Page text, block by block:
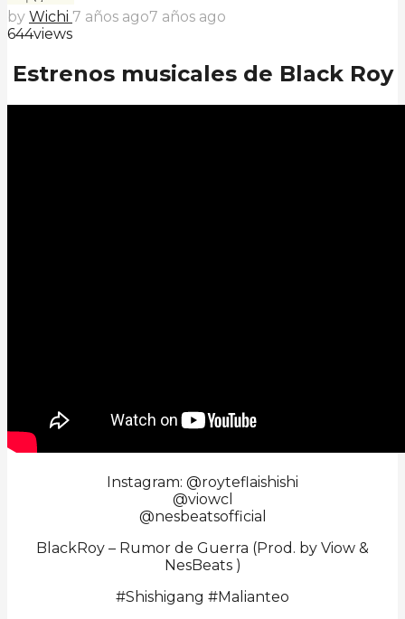
by Wichi 7 años ago7 años ago
644views
Estrenos musicales de Black Roy
Instagram: @royteflaishishi
@viowcl
@nesbeatsofficial
BlackRoy – Rumor de Guerra (Prod. by Viow &
NesBeats )
#Shishigang #Malianteo